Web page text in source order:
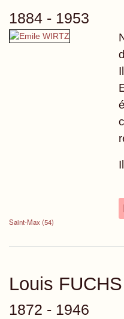
1884 - 1953
Saint-Max (54)
Louis FUCHS
1872 - 1946